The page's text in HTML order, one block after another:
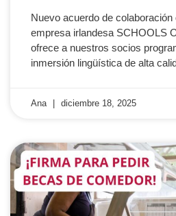
Nuevo acuerdo de
empresa irlandesa SCHOOLS
ofrece a nuestros socios
inmersión lingüística de alta
Ana diciembre 18, 2025